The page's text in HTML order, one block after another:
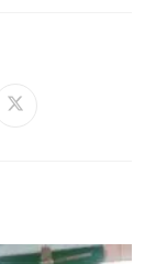
Opens